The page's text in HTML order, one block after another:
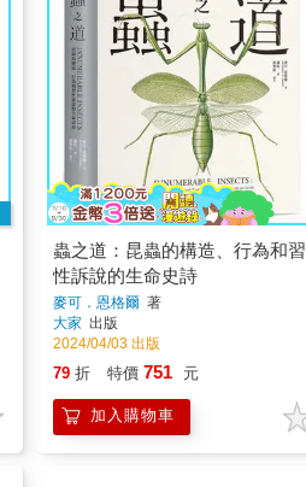
蟲之道：昆蟲的構造、行為和習
性訴說的生命史詩
麥可．恩格爾 著
大家 出版
2024/04/03 出版
79 折 特價 751 元
加入購物車